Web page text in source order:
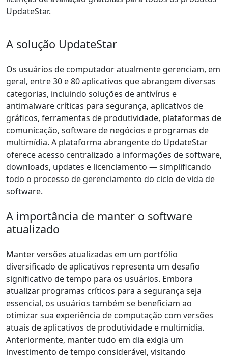
UpdateStar.
A solução UpdateStar
Os usuários de computador atualmente gerenciam, em
geral, entre 30 e 80 aplicativos que abrangem diversas
categorias, incluindo soluções de antivírus e
antimalware críticas para segurança, aplicativos de
gráficos, ferramentas de produtividade, plataformas de
comunicação, software de negócios e programas de
multimídia. A plataforma abrangente do UpdateStar
oferece acesso centralizado a informações de software,
downloads, updates e licenciamento — simplificando
todo o processo de gerenciamento do ciclo de vida de
software.
A importância de manter o software
atualizado
Manter versões atualizadas em um portfólio
diversificado de aplicativos representa um desafio
significativo de tempo para os usuários. Embora
atualizar programas críticos para a segurança seja
essencial, os usuários também se beneficiam ao
otimizar sua experiência de computação com versões
atuais de aplicativos de produtividade e multimídia.
Anteriormente, manter tudo em dia exigia um
investimento de tempo considerável, visitando